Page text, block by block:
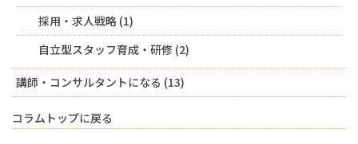
採用・求人戦略 (1)
自立型スタッフ育成・研修 (2)
講師・コンサルタントになる (13)
コラムトップに戻る